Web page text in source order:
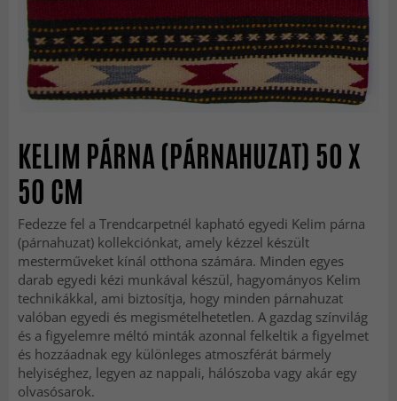
KELIM PÁRNA (PÁRNAHUZAT) 50 X
50 CM
Fedezze fel a Trendcarpetnél kapható egyedi Kelim párna
(párnahuzat) kollekciónkat, amely kézzel készült
mesterműveket kínál otthona számára. Minden egyes
darab egyedi kézi munkával készül, hagyományos Kelim
technikákkal, ami biztosítja, hogy minden párnahuzat
valóban egyedi és megismételhetetlen. A gazdag színvilág
és a figyelemre méltó minták azonnal felkeltik a figyelmet
és hozzáadnak egy különleges atmoszférát bármely
helyiséghez, legyen az nappali, hálószoba vagy akár egy
olvasósarok.